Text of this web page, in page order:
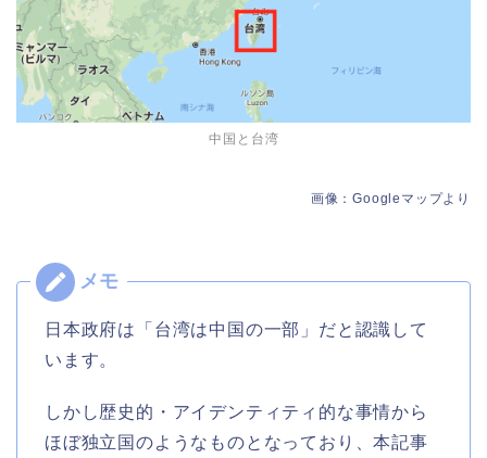
中国と台湾
画像：Googleマップより
日本政府は「台湾は中国の一部」だと認識して
います。
しかし歴史的・アイデンティティ的な事情から
ほぼ独立国のようなものとなっており、本記事